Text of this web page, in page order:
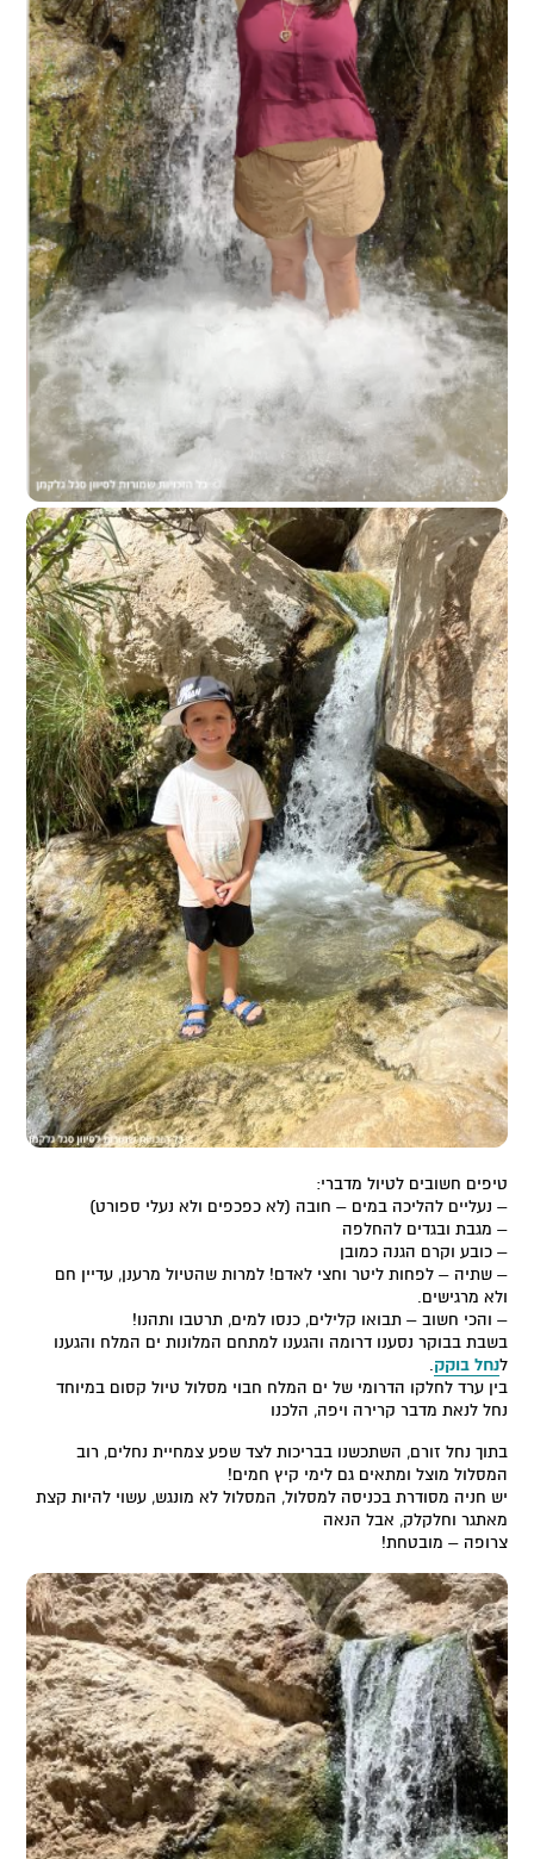
טיפים חשובים לטיול מדברי:
– נעליים להליכה במים – חובה (לא כפכפים ולא נעלי ספורט)
– מגבת ובגדים להחלפה
– כובע וקרם הגנה כמובן
– שתיה – לפחות ליטר וחצי לאדם! למרות שהטיול מרענן, עדיין חם
ולא מרגישים.
– והכי חשוב – תבואו קלילים, כנסו למים, תרטבו ותהנו!
בשבת בבוקר נסענו דרומה והגענו למתחם המלונות ים המלח והגענו
לנחל בוקק.
בין ערד לחלקו הדרומי של ים המלח חבוי מסלול טיול קסום במיוחד
נחל לנאת מדבר קרירה ויפה, הלכנו
בתוך נחל זורם, השתכשנו בבריכות לצד שפע צמחיית נחלים, רוב
המסלול מוצל ומתאים גם לימי קיץ חמים!
יש חניה מסודרת בכניסה למסלול, המסלול לא מונגש, עשוי להיות קצת
מאתגר וחלקלק, אבל הנאה
צרופה – מובטחת!